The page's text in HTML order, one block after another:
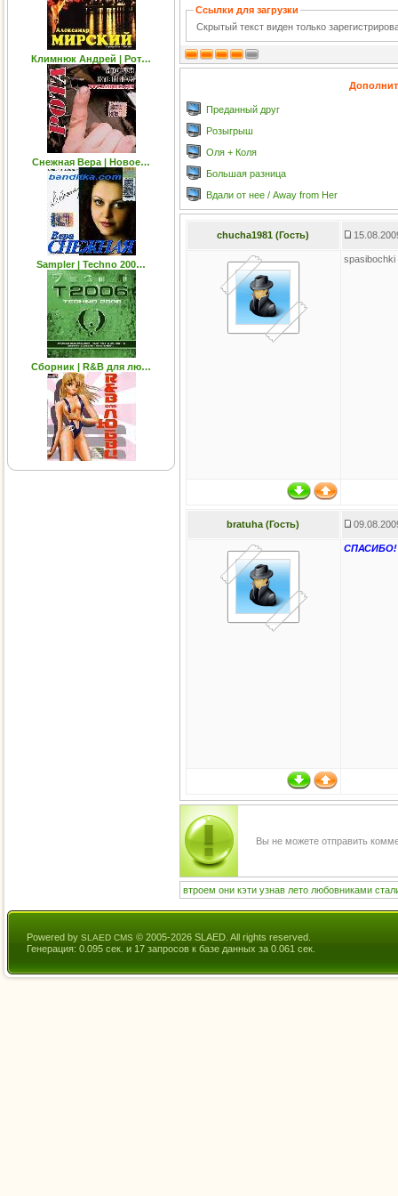
Климнюк Андрей | Рот…
Снежная Вера | Новое…
Sampler | Techno 200…
Сборник | R&B для лю…
Ссылки для загрузки
Скрытый текст виден только
Преданный друг
Розыгрыш
Оля + Коля
Большая разница
Вдали от нее / Away from Her
chucha1981 (Гость)
spasibochki
bratuha (Гость)
СПАСИБО!
Вы не можете отправить
втроем они кэти узнав лето любовниками
Powered by SLAED CMS © 2005-2026 SLAED. All rights reserved.
Генерация: 0.095 сек. и 17 запросов к базе данных за 0.061 сек.